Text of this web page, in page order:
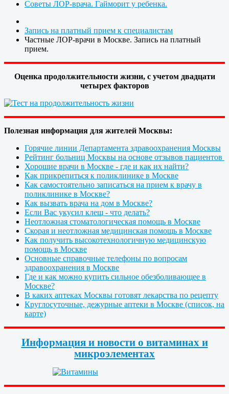
Советы ЛОР-врача. Гайморит у ребенка.
Запись на платный прием к специалистам
Частные ЛОР-врачи в Москве. Запись на платный
прием.
Оценка продолжительности жизни, с учетом двадцати
четырех факторов
Полезная информация для жителей Москвы:
Горячие линии Департамента здравоохранения Москвы
Рейтинг больниц Москвы на основе отзывов пациентов
Хорошие врачи в Москве - где и как их найти?
Как прикрепиться к поликлинике в Москве
Как самостоятельно записаться на прием к врачу в
поликлинике в Москве?
Как вызвать врача на дом в Москве?
Если Вас укусил клещ - что делать?
Неотложная стоматологическая помощь в Москве
Скорая и неотложная медицинская помощь в Москве
Как получить высокотехнологичную медицинскую
помощь в Москве
Основные справочные телефоны по вопросам
здравоохранения в Москве
Где и как можно купить сильное обезболивающее в
Москве?
В каких аптеках Москвы готовят лекарства по рецепту
Круглосуточные, дежурные аптеки в Москве (список, на
карте)
Информация и новости о витаминах и
микроэлементах